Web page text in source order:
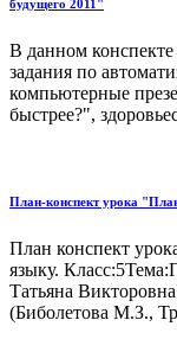
будущего 2011"
В данном
задания по
компьютерные
быстрее?",
План-конспект урока
План конспект
языку.
Татьяна
(Биболетова М.З.,